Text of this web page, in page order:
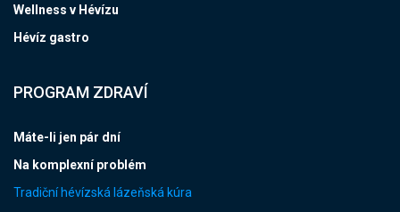
Wellness v Hévízu
Hévíz gastro
PROGRAM ZDRAVÍ
Máte-li jen pár dní
Na komplexní problém
Tradiční hévízská lázeňská kúra